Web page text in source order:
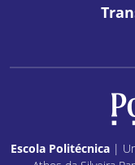
Escola Politécnica |